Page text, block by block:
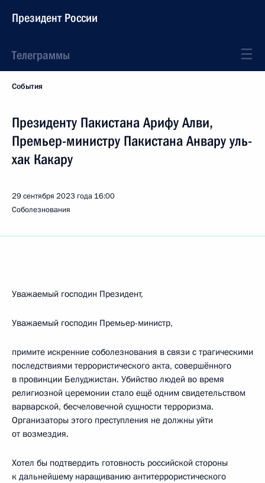
Президент России
Телеграммы
События
Президенту Пакистана Арифу Алви,
Премьер-министру Пакистана Анвару уль-
хак Какару
29 сентября 2023 года 16:00
Соболезнования
Уважаемый господин Президент,
Уважаемый господин Премьер-министр,
примите искренние соболезнования в связи с трагическими
последствиями террористического акта, совершённого
в провинции Белуджистан. Убийство людей во время
религиозной церемонии стало ещё одним свидетельством
варварской, бесчеловечной сущности терроризма.
Организаторы этого преступления не должны уйти
от возмездия.
Хотел бы подтвердить готовность российской стороны
к дальнейшему наращиванию антитеррористического